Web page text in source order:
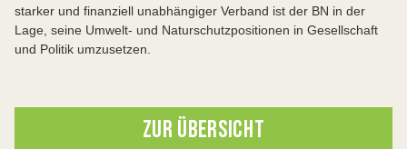
starker und finanziell unabhängiger Verband ist der BN in der
Lage, seine Umwelt- und Naturschutzpositionen in Gesellschaft
und Politik umzusetzen.
ZUR ÜBERSICHT